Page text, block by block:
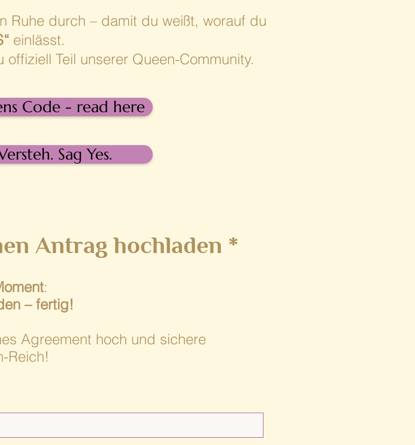
Ruhe durch – damit du weißt, worauf du
einlässt.
Teil unserer Queen-Community.
Code - read here
Sag Yes.
Antrag hochladen *
:
– fertig!
Agreement hoch und sichere
Reich!